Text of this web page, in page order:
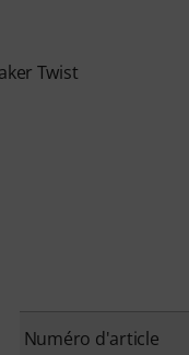
Twist
Numéro d'article